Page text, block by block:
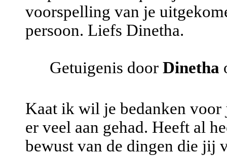
voorspelling van je
persoon. Liefs Dinetha.
Getuigenis door Dinetha
Kaat ik wil je bedanken
er veel aan gehad. Heeft al
bewust van de dingen die jij